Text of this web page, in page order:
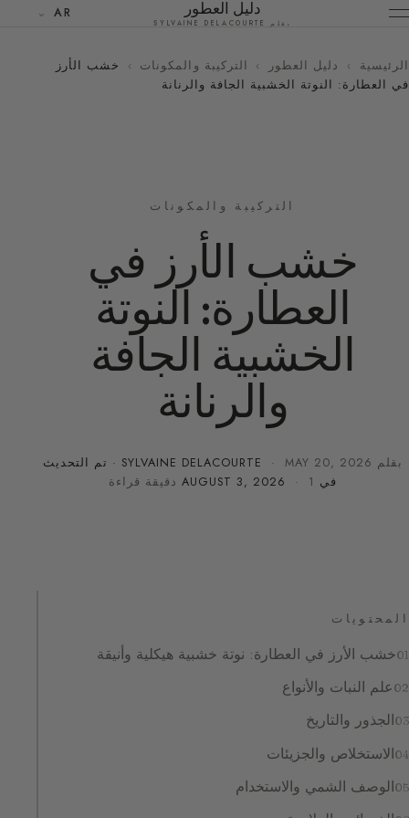
دليل العطور
بقلم SYLVAINE DELACOURTE
AR
الرئيسية › دليل العطور › التركيبة والمكونات ›
خشب الأرز
في العطارة: النوتة الخشبية الجافة والرنانة
التركيبة والمكونات
خشب الأرز في
العطارة: النوتة
الخشبية الجافة
والرنانة
بقلم SYLVAINE DELACOURTE ·MAY 20, 2026
· تم التحديث
في
AUGUST 3, 2026 · 1 دقيقة قراءة
المحتويات
خشب الأرز في العطارة: نوتة خشبية هيكلية وأنيقة
علم النبات والأنواع
الجذور والتاريخ
الاستخلاص والجزيئات
الوصف الشمي والاستخدام